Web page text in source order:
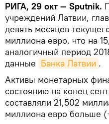
РИГА, 29 окт — Sputnik.
учреждений Латвии,
девять месяцев
миллиона евро, что на
аналогичный период
данные Банка Латвии .
Активы монетарных
состоянию на конец
составляли 21,502
миллиона евро больше